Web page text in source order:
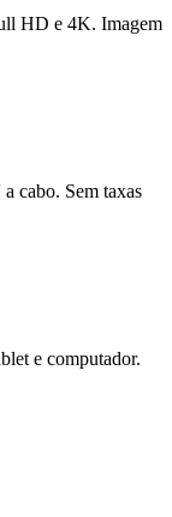
HD e 4K. Imagem
cabo. Sem taxas
e computador.